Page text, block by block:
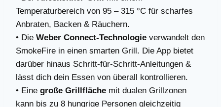
Temperaturbereich von 95 – 315 °C für scharfes
Anbraten, Backen & Räuchern.
• Die Weber Connect-Technologie verwandelt den
SmokeFire in einen smarten Grill. Die App bietet
darüber hinaus Schritt-für-Schritt-Anleitungen &
lässt dich dein Essen von überall kontrollieren.
• Eine große Grillfläche mit dualen Grillzonen
kann bis zu 8 hungrige Personen gleichzeitig